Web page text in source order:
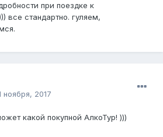
при поездке к
все стандартно. гуляем,
ноября, 2017
какой покупной АлкоТур! )))